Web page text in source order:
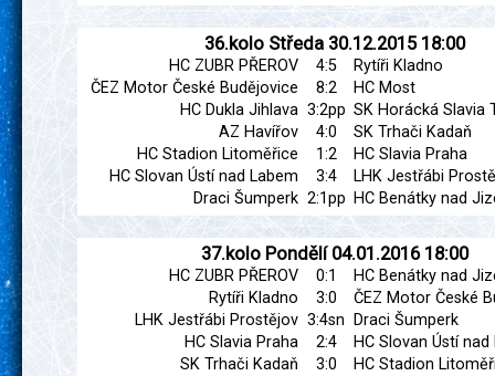
36.kolo Středa 30.12.2015 18:00
HC ZUBR PŘEROV 4:5
Rytíři Kladno
ČEZ Motor České Budějovice
8:2
HC Most
HC Dukla Jihlava 3:2pp SK Horácká Slavia
AZ Havířov
4:0
SK Trhači Kadaň
HC Stadion Litoměřice
1:2
HC Slavia Praha
HC Slovan Ústí nad Labem
3:4
LHK Jestřábi
Draci Šumperk 2:1pp HC Benátky nad
37.kolo Pondělí 04.01.2016 18:00
HC ZUBR PŘEROV 0:1
HC Benátky nad
Rytíři Kladno
3:0
ČEZ Motor České
LHK Jestřábi Prostějov 3:4sn
Draci Šumperk
HC Slavia Praha
2:4
HC Slovan Ústí nad
SK Trhači Kadaň
3:0
HC Stadion